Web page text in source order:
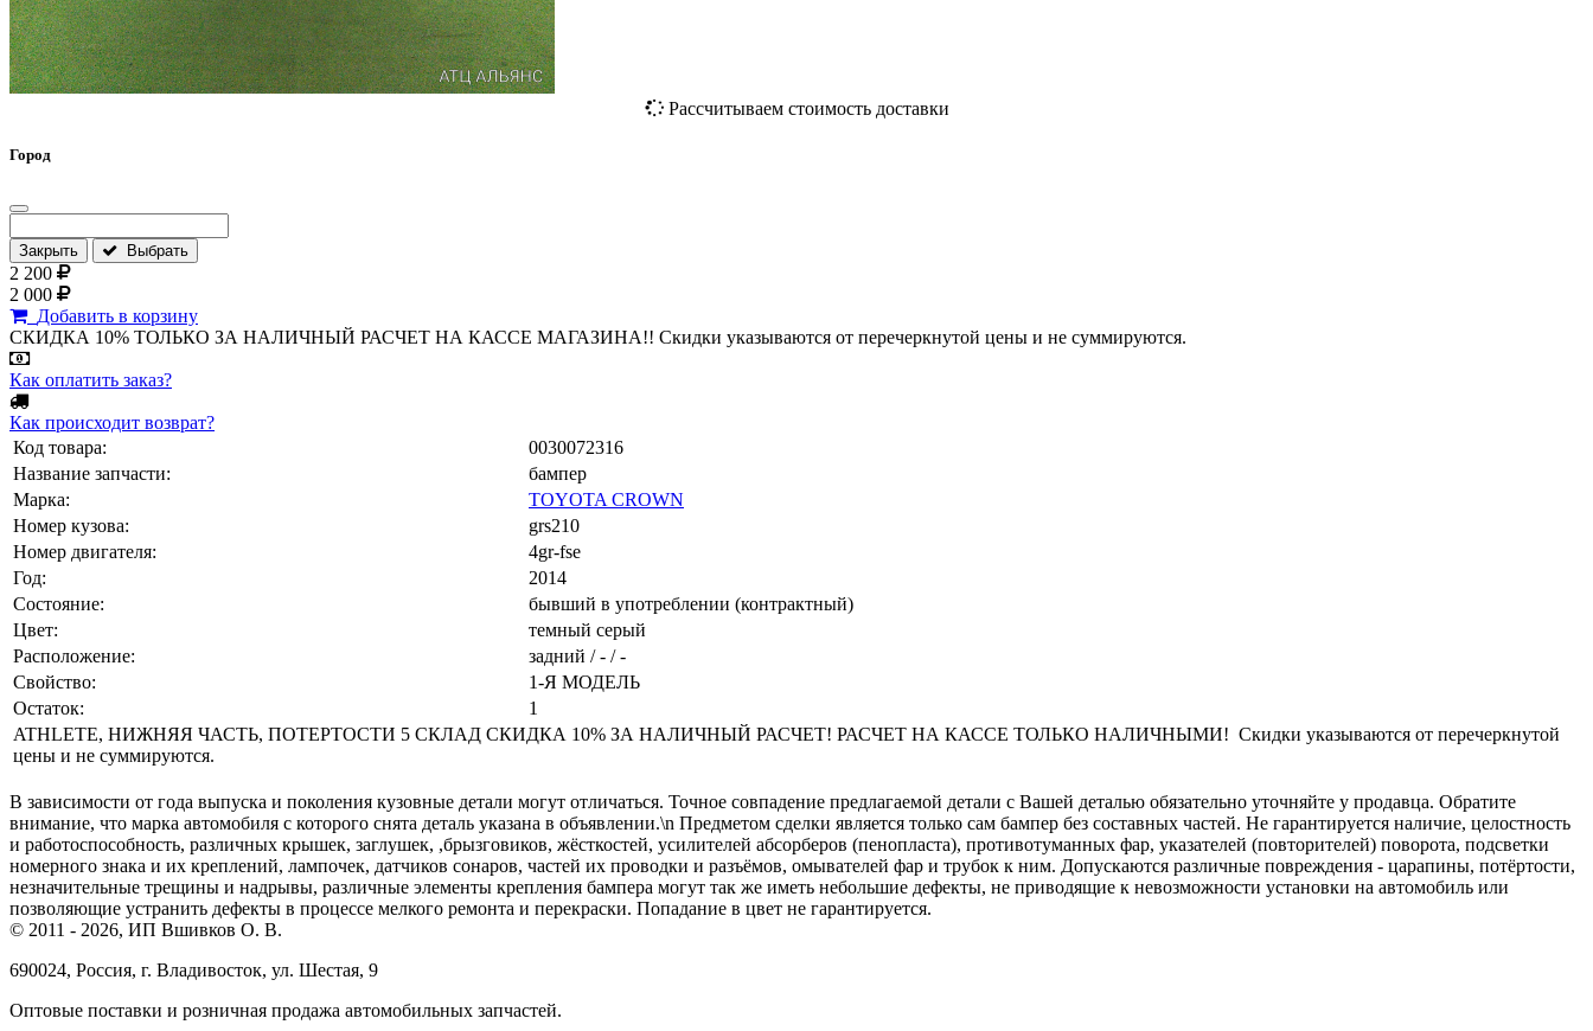
Рассчитываем стоимость доставки
Город
Закрыть Выбрать
2 200
2 000
Добавить в корзину
СКИДКА 10% ТОЛЬКО ЗА НАЛИЧНЫЙ РАСЧЕТ НА КАССЕ МАГАЗИНА!! Скидки указываются от перечеркнутой цены и не суммируются.
Как оплатить заказ?
Как происходит возврат?
Код товара:
0030072316
Название запчасти:
бампер
Марка:
TOYOTA CROWN
Номер кузова:
grs210
Номер двигателя:
4gr-fse
Год:
2014
Состояние:
бывший в употреблении (контрактный)
Цвет:
темный серый
Расположение:
задний / - / -
Свойство:
1-Я МОДЕЛЬ
Остаток:
1
ATHLETE, НИЖНЯЯ ЧАСТЬ, ПОТЕРТОСТИ 5 СКЛАД СКИДКА 10% ЗА НАЛИЧНЫЙ РАСЧЕТ! РАСЧЕТ НА КАССЕ ТОЛЬКО НАЛИЧНЫМИ! Скидки указываются от перечеркнутой
цены и не суммируются.
В зависимости от года выпуска и поколения кузовные детали могут отличаться. Точное совпадение предлагаемой детали с Вашей деталью обязательно уточняйте у продавца. Обратите
внимание, что марка автомобиля с которого снята деталь указана в объявлении.\n Предметом сделки является только сам бампер без составных частей. Не гарантируется наличие, целостность
и работоспособность, различных крышек, заглушек, ,брызговиков, жёсткостей, усилителей абсорберов (пенопласта), противотуманных фар, указателей (повторителей) поворота, подсветки
номерного знака и их креплений, лампочек, датчиков сонаров, частей их проводки и разъёмов, омывателей фар и трубок к ним. Допускаются различные повреждения - царапины, потёртости,
незначительные трещины и надрывы, различные элементы крепления бампера могут так же иметь небольшие дефекты, не приводящие к невозможности установки на автомобиль или
позволяющие устранить дефекты в процессе мелкого ремонта и перекраски. Попадание в цвет не гарантируется.
© 2011 - 2026, ИП Вшивков О. В.
690024, Россия, г. Владивосток, ул. Шестая, 9
Оптовые поставки и розничная продажа автомобильных запчастей.